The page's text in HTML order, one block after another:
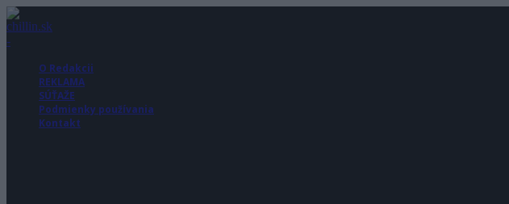
O Redakcii
REKLAMA
SÚŤAŽE
Podmienky používania
Kontakt